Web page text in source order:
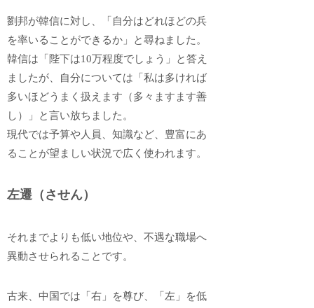
劉邦が韓信に対し、「自分はどれほどの兵
を率いることができるか」と尋ねました。
韓信は「陛下は10万程度でしょう」と答え
ましたが、自分については「私は多ければ
多いほどうまく扱えます（多々ますます善
し）」と言い放ちました。
現代では予算や人員、知識など、豊富にあ
ることが望ましい状況で広く使われます。
左遷（させん）
それまでよりも低い地位や、不遇な職場へ
異動させられることです。
古来、中国では「右」を尊び、「左」を低